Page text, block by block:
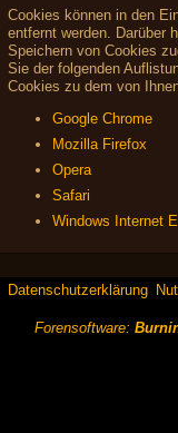
Cookies können in den
entfernt werden. Darüber
Speichern von Cookies
Sie der folgenden
Cookies zu dem von
Google Chrome
Mozilla Firefox
Opera
Safari
Windows Internet
Datenschutzerklärung
Forensoftware: